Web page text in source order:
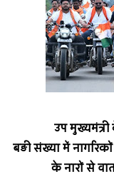
उप मुख्यमंत्री
बड़ी संख्या में
के नारों से